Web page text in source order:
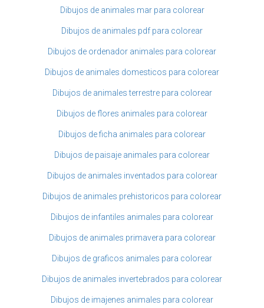
Dibujos de animales mar para colorear
Dibujos de animales pdf para colorear
Dibujos de ordenador animales para colorear
Dibujos de animales domesticos para colorear
Dibujos de animales terrestre para colorear
Dibujos de flores animales para colorear
Dibujos de ficha animales para colorear
Dibujos de paisaje animales para colorear
Dibujos de animales inventados para colorear
Dibujos de animales prehistoricos para colorear
Dibujos de infantiles animales para colorear
Dibujos de animales primavera para colorear
Dibujos de graficos animales para colorear
Dibujos de animales invertebrados para colorear
Dibujos de imajenes animales para colorear